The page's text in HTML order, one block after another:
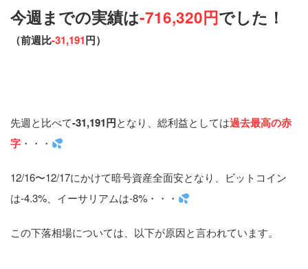
今週までの実績は-716,320円でした！
（前週比-31,191円）
先週と比べて-31,191円となり、総利益としては過去最高の赤
字 ・・・
12/16〜12/17にかけて暗号資産全面安となり、ビットコイン
は-4.3%、イーサリアムは-8%・・・
この下落相場については、以下が原因と言われています。